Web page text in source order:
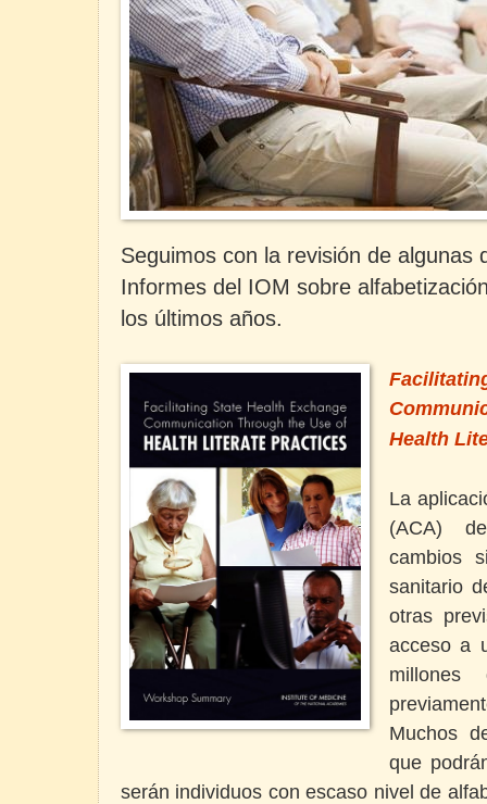
Seguimos con la revisión de algunas
Informes del IOM sobre
los últimos años.
Health
La
(ACA)
cambios
sanitario
otras
acceso a
millones
Muchos
que
serán individuos con escaso nivel de